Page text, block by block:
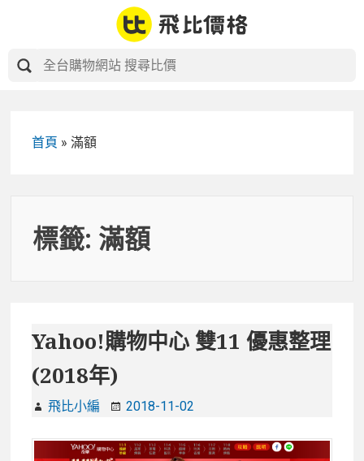
首頁 » 滿額
標籤: 滿額
Yahoo!購物中心 雙11 優惠整理
(2018年)
飛比小編 2018-11-02